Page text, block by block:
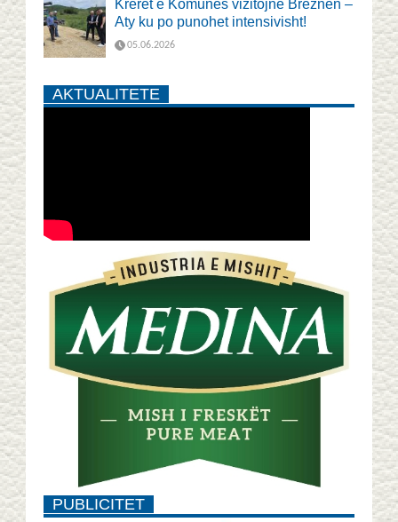
Krerët e Komunës vizitojnë Breznen –
Aty ku po punohet intensivisht!
05.06.2026
AKTUALITETE
PUBLICITET